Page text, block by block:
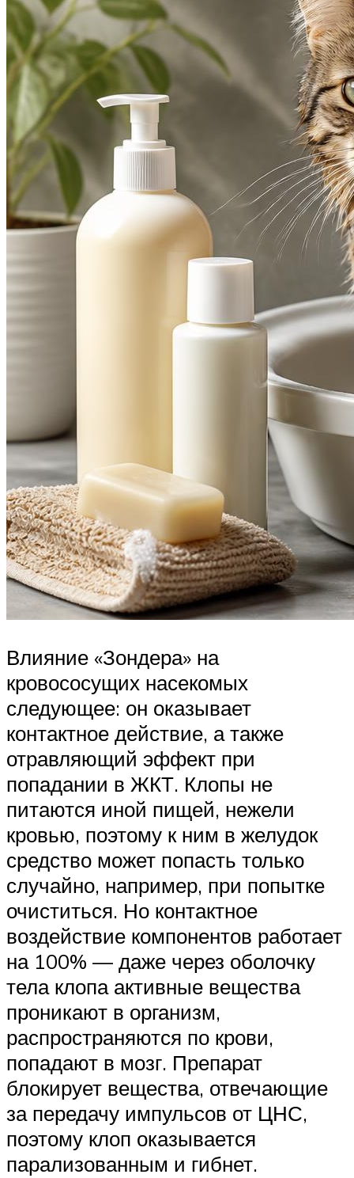
Влияние «Зондера» на
кровососущих насекомых
следующее: он оказывает
контактное действие, а также
отравляющий эффект при
попадании в ЖКТ. Клопы не
питаются иной пищей, нежели
кровью, поэтому к ним в желудок
средство может попасть только
случайно, например, при попытке
очиститься. Но контактное
воздействие компонентов работает
на 100% — даже через оболочку
тела клопа активные вещества
проникают в организм,
распространяются по крови,
попадают в мозг. Препарат
блокирует вещества, отвечающие
за передачу импульсов от ЦНС,
поэтому клоп оказывается
парализованным и гибнет.